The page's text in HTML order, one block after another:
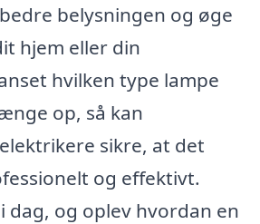
belysningen og øge
hjem eller din
hvilken type lampe
op, så kan
sikre, at det
og effektivt.
og oplev hvordan en